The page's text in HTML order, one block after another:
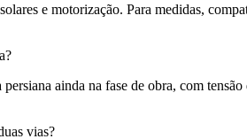
e motorização. Para medidas,
ainda na fase de obra, com
vias?